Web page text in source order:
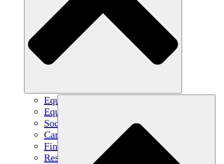
Equipo
Equipo
Socios
Carreras
Finanzas
Resources